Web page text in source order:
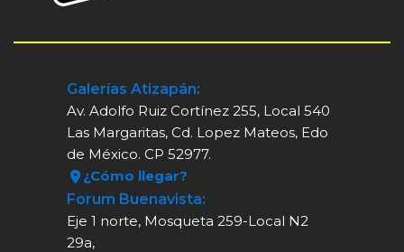
Galerías Atizapán:
Av. Adolfo Ruiz Cortínez 255, Local 540
Las Margaritas, Cd. Lopez Mateos, Edo
de México. CP 52977.
¿Cómo llegar?
Forum Buenavista:
Eje 1 norte, Mosqueta 259-Local N2
29a,